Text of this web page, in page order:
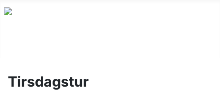
Tirsdagstur